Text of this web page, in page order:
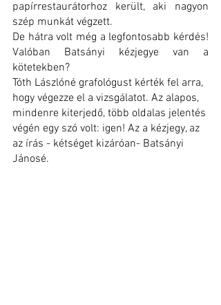
papírrestaurátorhoz került, aki nagyon
szép munkát végzett.
De hátra volt még a legfontosabb kérdés!
Valóban Batsányi kézjegye van a
kötetekben?
Tóth Lászlóné grafológust kérték fel arra,
hogy végezze el a vizsgálatot. Az alapos,
mindenre kiterjedő, több oldalas jelentés
végén egy szó volt: igen! Az a kézjegy, az
az írás - kétséget kizáróan- Batsányi
Jánosé.